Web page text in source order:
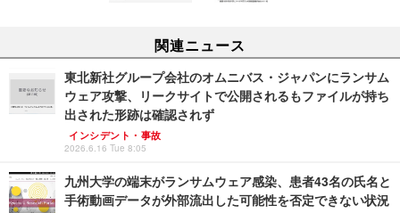
関連ニュース
東北新社グループ会社のオムニバス・ジャパンにランサム
ウェア攻撃、リークサイトで公開されるもファイルが持ち
出された形跡は確認されず
インシデント・事故
2026.6.16 Tue 8:05
九州大学の端末がランサムウェア感染、患者43名の氏名と
手術動画データが外部流出した可能性を否定できない状況